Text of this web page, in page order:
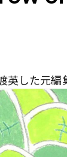
した元編